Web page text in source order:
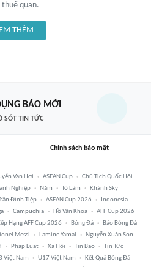
thuế quan.
THÊM
BÁO MỚI
SÓT TIN TỨC
Chính sách bảo mật
Văn Hợi ASEAN Cup
Chủ Tịch Quốc Hội
Nghiệp Năm Tô Lâm
Khánh Sky
Đình Tiệp ASEAN Cup 2026
Indonesia
Campuchia Hồ Văn Khoa
AFF Cup 2026
Hạng AFF Cup 2026 Bóng Đá
Báo Bóng Đá
Messi Lamine Yamal
Nguyễn Xuân Son
Pháp Luật Xã Hội Tin Bão
Tin Tức
Việt Nam U17 Việt Nam
Kết Quả Bóng Đá